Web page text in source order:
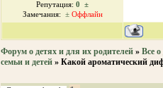
Репутация: 0
±
Замечания:
± Оффлайн
Форум о детях и для их родителей » Все
семьи и детей » Какой ароматический